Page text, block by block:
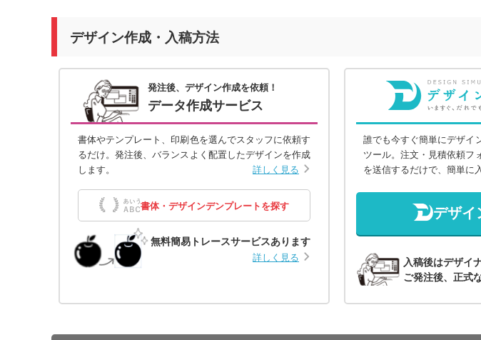
デザイン作成・入稿方法
発注後、デザイン作成を依頼！
データ作成サービス
書体やテンプレート、印刷色を選んでスタッフに依頼す
るだけ。発注後、バランスよく配置したデザインを作成
します。
詳しく見る
書体・デザインデンプレートを探す
無料簡易トレースサービスあります
詳しく見る
誰でも今すぐ簡単にデザイ
ツール。注文・見積依頼フ
を送信するだけで、簡単に
デザイ
入稿後はデザイ
ご発注後、正式